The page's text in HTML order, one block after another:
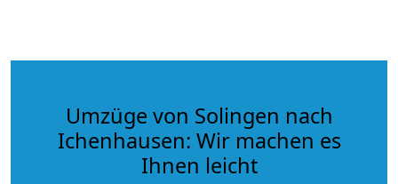
Umzüge von Solingen nach
Ichenhausen: Wir machen es
Ihnen leicht